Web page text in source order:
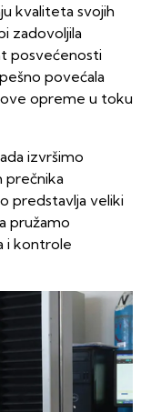
kvaliteta svojih
zadovoljila
posvećenosti
povećala
opreme u toku
izvršimo
prečnika
predstavlja veliki
pružamo
i kontrole